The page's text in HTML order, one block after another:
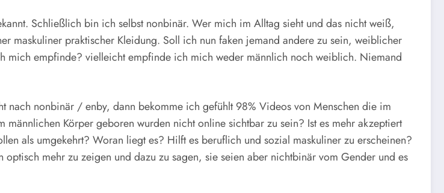
Schließlich bin ich selbst nonbinär. Wer mich im Alltag sieht und das nicht weiß,
maskuliner praktischer Kleidung. Soll ich nun faken jemand andere zu sein, weiblicher
empfinde? vielleicht empfinde ich mich weder männlich noch weiblich. Niemand
nach nonbinär / enby, dann bekomme ich gefühlt 98% Videos von Menschen die im
Körper geboren wurden nicht online sichtbar zu sein? Ist es mehr akzeptiert
als umgekehrt? Woran liegt es? Hilft es beruflich und sozial maskuliner zu erscheinen?
mehr zu zeigen und dazu zu sagen, sie seien aber nichtbinär vom Gender und es